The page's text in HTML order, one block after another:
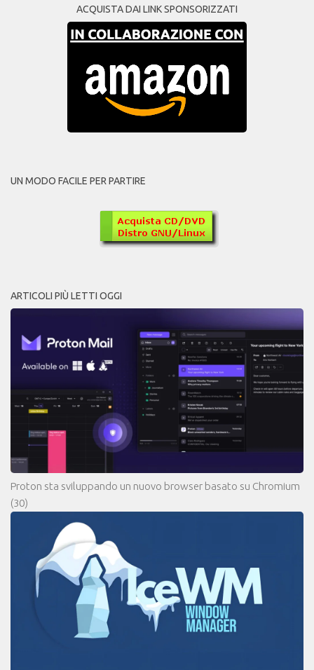
ACQUISTA DAI LINK SPONSORIZZATI
UN MODO FACILE PER PARTIRE
ARTICOLI PIÙ LETTI OGGI
Proton sta sviluppando un nuovo browser basato su Chromium
(30)